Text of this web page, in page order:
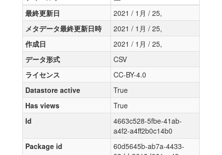
最終更新日
2021 / 1月 / 25,
メタデータ最終更新日時
2021 / 1月 / 25,
作成日
2021 / 1月 / 25,
データ形式
CSV
ライセンス
CC-BY-4.0
Datastore active
True
Has views
True
Id
4663c528-5fbe-41ab-
a4f2-a4ff2b0c14b0
Package id
60d5645b-ab7a-4433-